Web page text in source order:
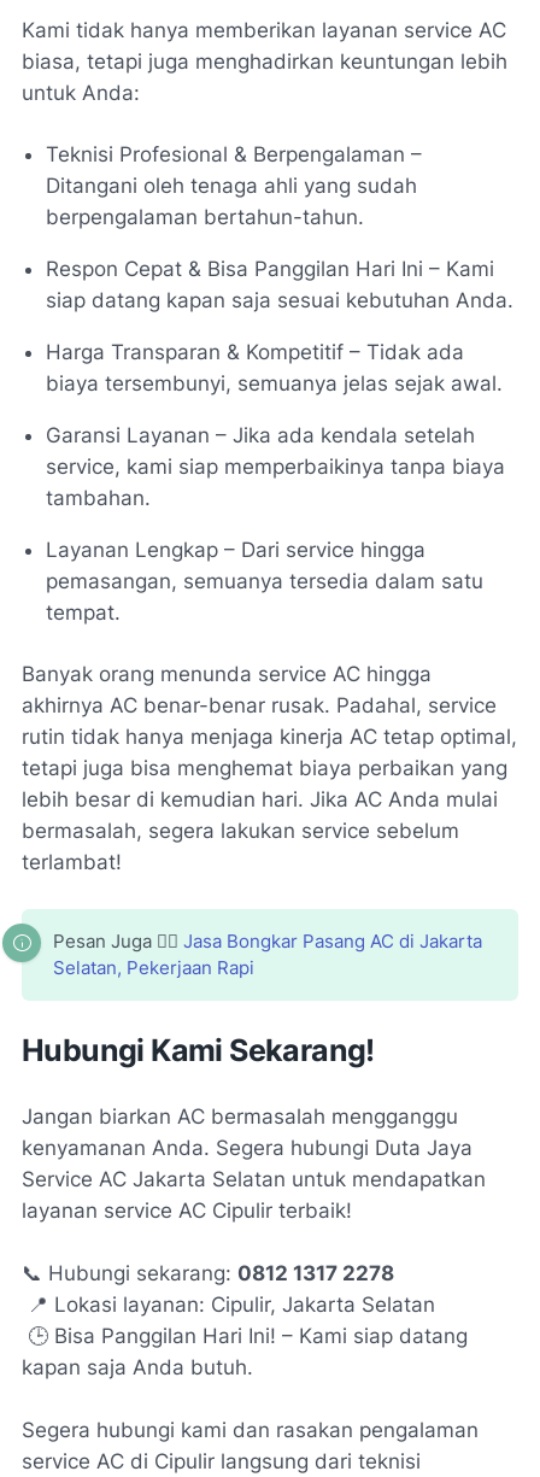
Kami tidak hanya memberikan layanan service AC
biasa, tetapi juga menghadirkan keuntungan lebih
untuk Anda:
Teknisi Profesional & Berpengalaman –
Ditangani oleh tenaga ahli yang sudah
berpengalaman bertahun-tahun.
Respon Cepat & Bisa Panggilan Hari Ini – Kami
siap datang kapan saja sesuai kebutuhan Anda.
Harga Transparan & Kompetitif – Tidak ada
biaya tersembunyi, semuanya jelas sejak awal.
Garansi Layanan – Jika ada kendala setelah
service, kami siap memperbaikinya tanpa biaya
tambahan.
Layanan Lengkap – Dari service hingga
pemasangan, semuanya tersedia dalam satu
tempat.
Banyak orang menunda service AC hingga
akhirnya AC benar-benar rusak. Padahal, service
rutin tidak hanya menjaga kinerja AC tetap optimal,
tetapi juga bisa menghemat biaya perbaikan yang
lebih besar di kemudian hari. Jika AC Anda mulai
bermasalah, segera lakukan service sebelum
terlambat!
Pesan Juga 👉🏻 Jasa Bongkar Pasang AC di Jakarta
Selatan, Pekerjaan Rapi
Hubungi Kami Sekarang!
Jangan biarkan AC bermasalah mengganggu
kenyamanan Anda. Segera hubungi Duta Jaya
Service AC Jakarta Selatan untuk mendapatkan
layanan service AC Cipulir terbaik!
📞 Hubungi sekarang: 0812 1317 2278
📍 Lokasi layanan: Cipulir, Jakarta Selatan
🕒 Bisa Panggilan Hari Ini! – Kami siap datang
kapan saja Anda butuh.
Segera hubungi kami dan rasakan pengalaman
service AC di Cipulir langsung dari teknisi